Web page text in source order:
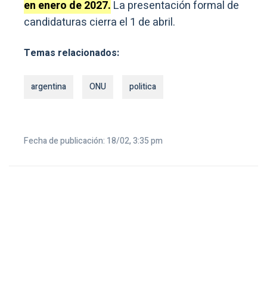
en enero de 2027. La presentación formal de
candidaturas cierra el 1 de abril.
Temas relacionados:
argentina ONU politica
Fecha de publicación: 18/02, 3:35 pm